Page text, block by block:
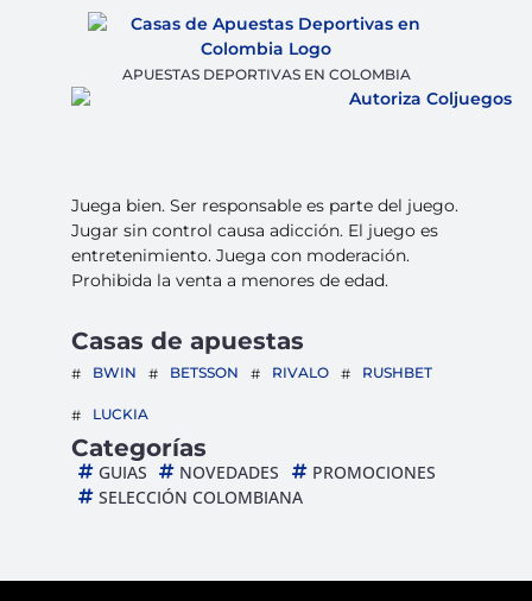
APUESTAS DEPORTIVAS EN COLOMBIA
Juega bien. Ser responsable es parte del juego.
Jugar sin control causa adicción. El juego es
entretenimiento. Juega con moderación.
Prohibida la venta a menores de edad.
Casas de apuestas
BWIN BETSSON RIVALO RUSHBET
LUCKIA
Categorías
GUIAS NOVEDADES
PROMOCIONES
SELECCIÓN COLOMBIANA